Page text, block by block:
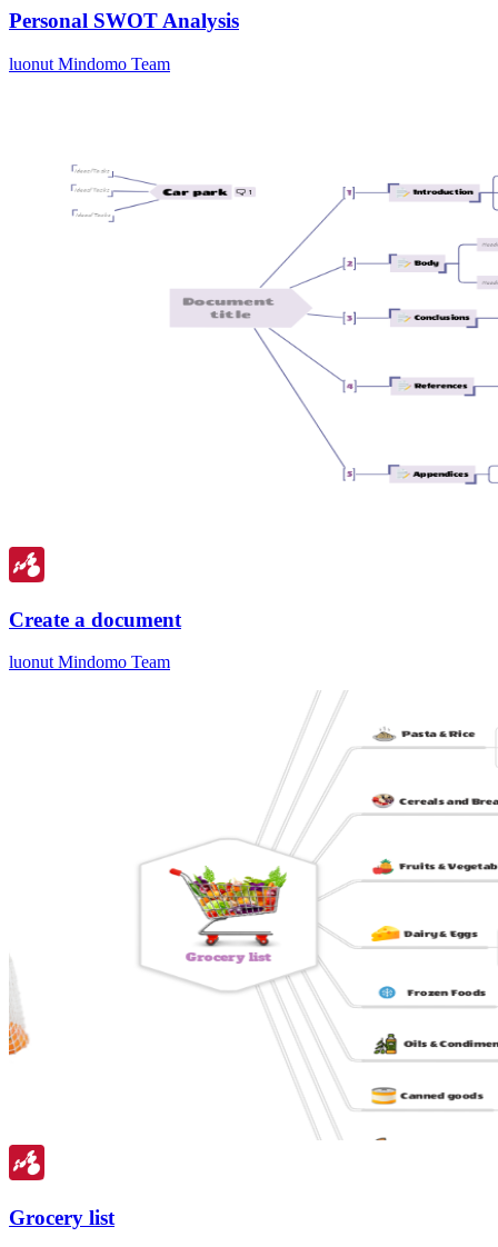
Personal SWOT Analysis
luonut Mindomo Team
Create a document
luonut Mindomo Team
Grocery list